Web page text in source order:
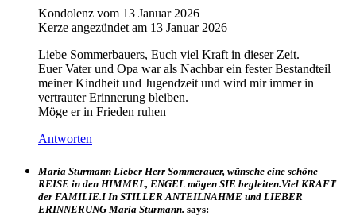
Kondolenz vom 13 Januar 2026
Kerze angezündet am 13 Januar 2026
Liebe Sommerbauers, Euch viel Kraft in dieser Zeit.
Euer Vater und Opa war als Nachbar ein fester Bestandteil
meiner Kindheit und Jugendzeit und wird mir immer in
vertrauter Erinnerung bleiben.
Möge er in Frieden ruhen
Antworten
Maria Sturmann Lieber Herr Sommerauer, wünsche eine schöne
REISE in den HIMMEL, ENGEL mögen SIE begleiten.Viel KRAFT
der FAMILIE.I In STILLER ANTEILNAHME und LIEBER
ERINNERUNG Maria Sturmann. says: